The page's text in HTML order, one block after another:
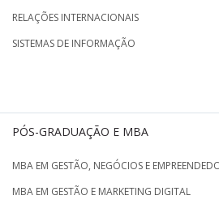
RELAÇÕES INTERNACIONAIS
SISTEMAS DE INFORMAÇÃO
PÓS-GRADUAÇÃO E MBA
MBA EM GESTÃO, NEGÓCIOS E
MBA EM GESTÃO E MARKETING DIGITAL